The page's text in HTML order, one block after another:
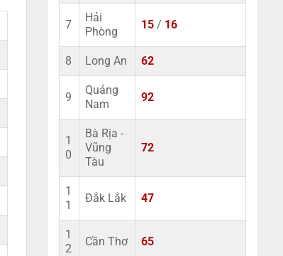
7
Hải
Phòng
15 / 16
8 Long An 62
9
Quảng
Nam
92
1
0
Bà Rịa -
Vũng
Tàu
72
1
1
Đắk Lắk 47
1
2
Cần Thơ 65